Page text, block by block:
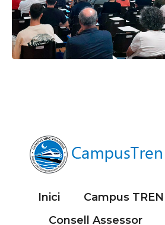
Inici Campus TREN
Consell Assessor